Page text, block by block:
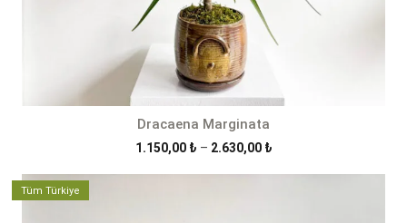
Dracaena Marginata
1.150,00 ₺ – 2.630,00 ₺Fiyat
Tüm Türkiye